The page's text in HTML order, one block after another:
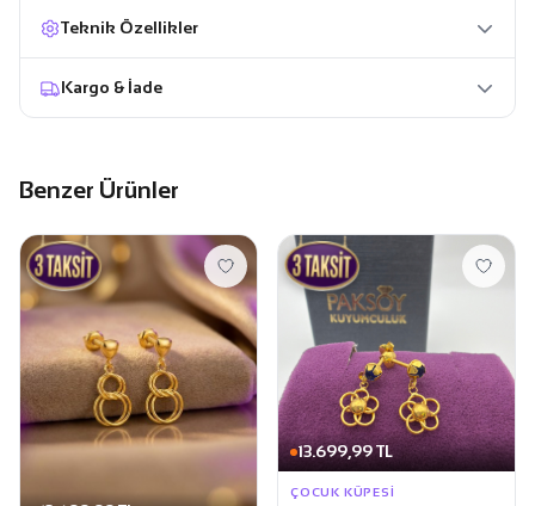
Teknik Özellikler
Kargo & İade
Benzer Ürünler
13.699,99 TL
ÇOCUK KÜPESI